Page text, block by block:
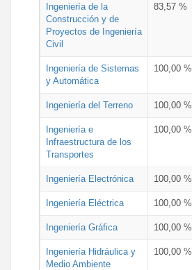
Ingeniería de la
Construcción y de
Proyectos de Ingeniería
Civil
83,57 %
Ingeniería de Sistemas
y Automática
100,00 %
Ingeniería del Terreno 100,00 %
Ingeniería e
Infraestructura de los
Transportes
100,00 %
Ingeniería Electrónica 100,00 %
Ingeniería Eléctrica 100,00 %
Ingeniería Gráfica 100,00 %
Ingeniería Hidráulica y
Medio Ambiente
100,00 %